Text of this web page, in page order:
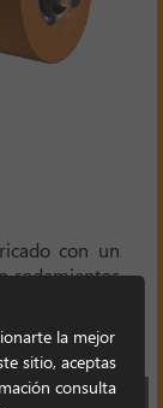
con un
rodamientos
también
la mejor
sitio, aceptas
consulta